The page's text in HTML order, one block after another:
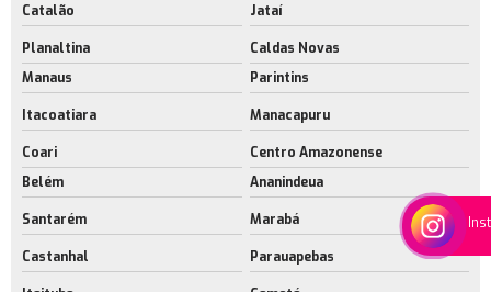
Catalão Jataí
Planaltina
Caldas Novas
Manaus
Parintins
Itacoatiara Manacapuru
Coari
Centro Amazonense
Belém
Ananindeua
Santarém Marabá
Castanhal Parauapebas